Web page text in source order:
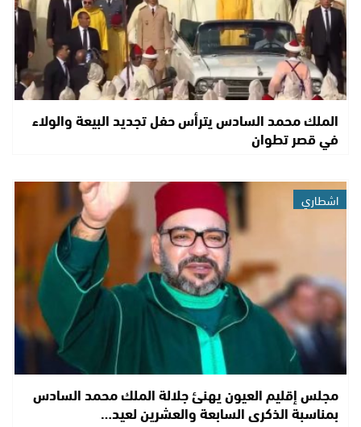
الملك محمد السادس يترأس حفل تجديد البيعة والولاء
في قصر تطوان
اشطاري
مجلس إقليم العيون يهنئ جلالة الملك محمد السادس
بمناسبة الذكرى السابعة والعشرين لعيد…